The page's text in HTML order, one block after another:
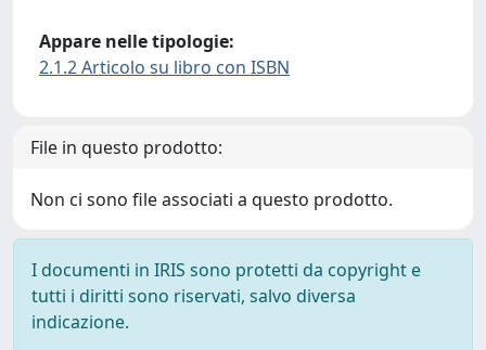
Appare nelle tipologie:
2.1.2 Articolo su libro con ISBN
File in questo prodotto:
Non ci sono file associati a questo prodotto.
I documenti in IRIS sono protetti da copyright e
tutti i diritti sono riservati, salvo diversa
indicazione.